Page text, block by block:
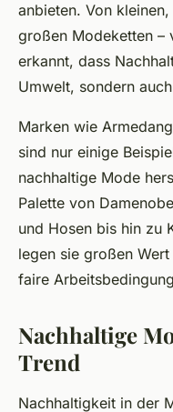
anbieten. Von
großen Modeketten –
erkannt, dass
Umwelt, sondern
Marken wie
sind nur einige
nachhaltige Mode
Palette von
und Hosen bis hin zu
legen sie großen
faire
Nachhaltige
Trend
Nachhaltigkeit in der